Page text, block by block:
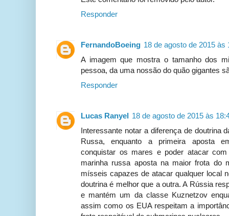
Responder
FernandoBoeing 18 de agosto de 2015 às
A imagem que mostra o tamanho dos
pessoa, da uma nossão do quão gigantes
Responder
Lucas Ranyel 18 de agosto de 2015 às
Interessante notar a diferença de doutrina
Russa, enquanto a primeira aposta
conquistar os mares e poder atacar
marinha russa aposta na maior frota do
mísseis capazes de atacar qualquer local
doutrina é melhor que a outra. A Rússia
e mantém um da classe Kuznetzov
assim como os EUA respeitam a